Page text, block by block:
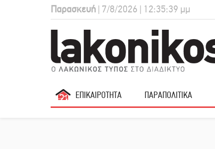
Παρασκευή | 7/8/2026 | 12:35:40 μμ
ΕΠΙΚΑΙΡΟΤΗΤΑ ΠΑΡΑΠΟΛΙΤΙΚΑ